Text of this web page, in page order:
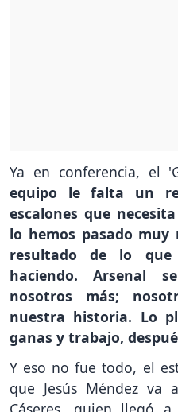
Ya en conferencia, el
equipo le falta un
escalones que
lo hemos pasado muy
resultado de lo que
haciendo. Arsenal
nosotros más;
nuestra historia. Lo
ganas y trabajo,
Y eso no fue todo, el
que Jesús Méndez va